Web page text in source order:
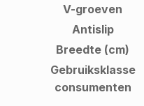
V-groeven
Antislip
Breedte (cm)
Gebruiksklasse
consumenten